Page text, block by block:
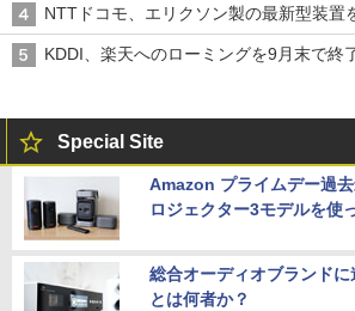
NTTドコモ、エリクソン製の最新型装置
KDDI、楽天へのローミングを9月末で終
Special Site
Amazon プライムデー過
ロジェクター3モデルを使
総合オーディオブランド
とは何者か？